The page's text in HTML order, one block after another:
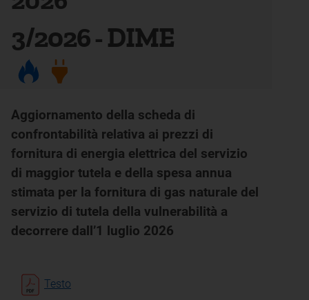
3/2026 - DIME
Aggiornamento della scheda di
confrontabilità relativa ai prezzi di
fornitura di energia elettrica del servizio
di maggior tutela e della spesa annua
stimata per la fornitura di gas naturale del
servizio di tutela della vulnerabilità a
decorrere dall’1 luglio 2026
Testo